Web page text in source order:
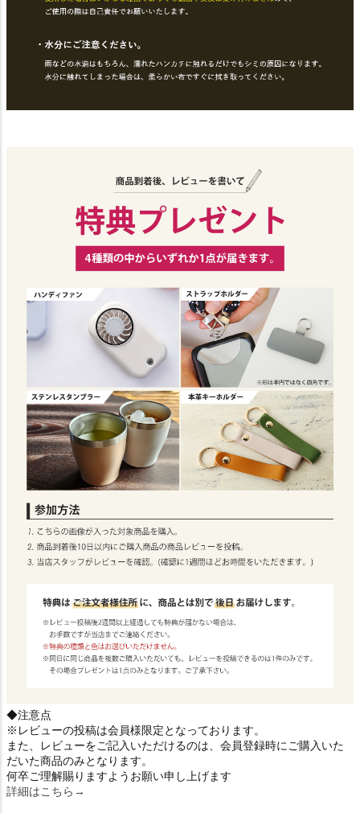
◆注意点
※レビューの投稿は会員様限定となっております。
また、レビューをご記入いただけるのは、会員登録時にご購入いた
だいた商品のみとなります。
何卒ご理解賜りますようお願い申し上げます
詳細はこちら→